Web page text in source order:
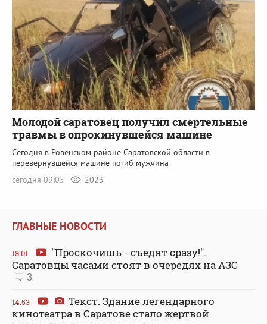
Молодой саратовец получил смертельные
травмы в опрокинувшейся машине
Сегодня в Ровенском районе Саратовской области в
перевернувшейся машине погиб мужчина
сегодня 09:05
2023
ГЛАВНЫЕ НОВОСТИ
18:01
"Проскочишь - съедят сразу!".
Саратовцы часами стоят в очередях на АЗС
3
14:53
Текст. Здание легендарного
кинотеатра в Саратове стало жертвой